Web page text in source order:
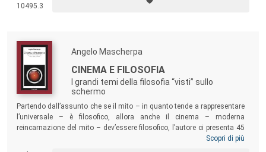
10495.3
Angelo Mascherpa
CINEMA E FILOSOFIA
I grandi temi della filosofia “visti” sullo
schermo
Partendo dall’assunto che se il mito – in quanto tende a rappresentare
l’universale – è filosofico, allora anche il cinema – moderna
reincarnazione del mito – dev’essere filosofico, l’autore ci presenta 45
film raggruppati in 12 grandi tematiche filosofiche. Spaziando nei circa
Scopri di più